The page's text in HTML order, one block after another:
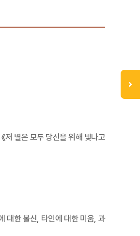
저 별은 모두 당신을 위해 빛나고
대한 불신, 타인에 대한 미움, 과